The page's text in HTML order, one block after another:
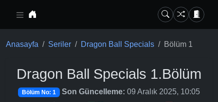
Anasayfa Seriler Dragon Ball Specials Bölüm 1
Dragon Ball Specials 1.Bölüm
Bölüm No: 1 Son Güncelleme: 09 Aralık 2025, 10:05